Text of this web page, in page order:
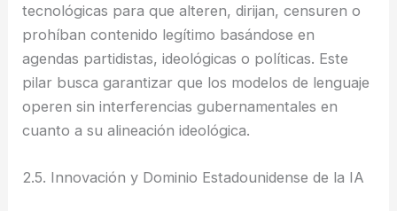
tecnológicas para que alteren, dirijan, censuren o
prohíban contenido legítimo basándose en
agendas partidistas, ideológicas o políticas. Este
pilar busca garantizar que los modelos de lenguaje
operen sin interferencias gubernamentales en
cuanto a su alineación ideológica.
2.5. Innovación y Dominio Estadounidense de la IA